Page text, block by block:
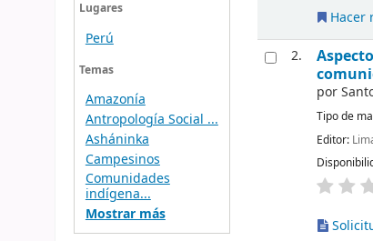
Lugares
Perú
Temas
Amazonía
Antropología Social ...
Asháninka
Campesinos
Comunidades
indígena...
Mostrar más
Hacer
2.
por
Tipo de
Editor: